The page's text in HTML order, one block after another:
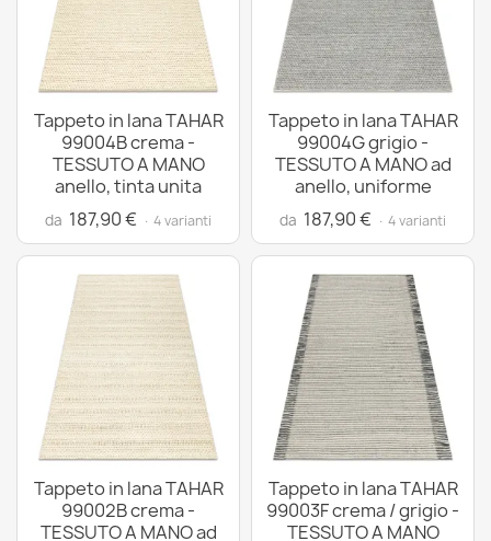
Tappeto in lana TAHAR
99004B crema -
TESSUTO A MANO
anello, tinta unita
da 187,90 € · 4 varianti
Tappeto in lana TAHAR
99004G grigio -
TESSUTO A MANO ad
anello, uniforme
da 187,90 € · 4 varianti
Tappeto in lana TAHAR
99002B crema -
TESSUTO A MANO ad
Tappeto in lana TAHAR
99003F crema / grigio -
TESSUTO A MANO